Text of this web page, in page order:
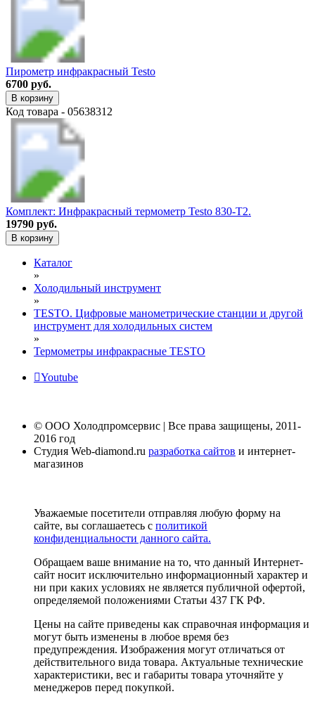
Пирометр инфракрасный Testo
6700 руб.
В корзину
Код товара - 05638312
Комплект: Инфракрасный термометр Testo 830-T2.
19790 руб.
В корзину
Каталог
»
Холодильный инструмент
»
TESTO. Цифровые манометрические станции и другой
инструмент для холодильных систем
»
Термометры инфракрасные TESTO
Youtube
© ООО Холодпромсервис | Все права защищены, 2011-
2016 год
Студия Web-diamond.ru разработка сайтов и интернет-
магазинов
Уважаемые посетители отправляя любую форму на
сайте, вы соглашаетесь с политикой
конфиденциальности данного сайта.
Обращаем ваше внимание на то, что данный Интернет-
сайт носит исключительно информационный характер и
ни при каких условиях не является публичной офертой,
определяемой положениями Статьи 437 ГК РФ.
Цены на сайте приведены как справочная информация и
могут быть изменены в любое время без
предупреждения. Изображения могут отличаться от
действительного вида товара. Актуальные технические
характеристики, вес и габариты товара уточняйте у
менеджеров перед покупкой.